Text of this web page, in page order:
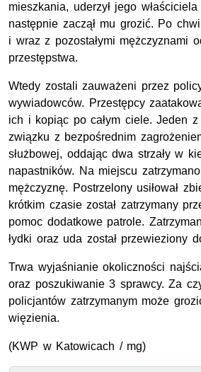
mieszkania, uderzył jego
następnie zaczął mu grozić. Po
i wraz z pozostałymi mężczyznami
przestępstwa.
Wtedy zostali zauważeni przez
wywiadowców. Przestępcy
ich i kopiąc po całym ciele. Jeden
związku z bezpośrednim
służbowej, oddając dwa strzały w
napastników. Na miejscu
mężczyznę. Postrzelony usiłował
krótkim czasie został zatrzymany
pomoc dodatkowe patrole.
łydki oraz uda został przewieziony
Trwa wyjaśnianie okoliczności
oraz poszukiwanie 3 sprawcy. Za
policjantów zatrzymanym może
więzienia.
(KWP w Katowicach / mg)